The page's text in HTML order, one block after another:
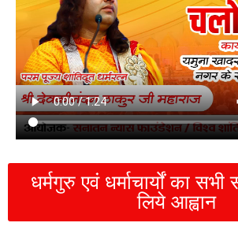
धर्मगुरु एवं धर्माचार्यों का
लिये आह्वान